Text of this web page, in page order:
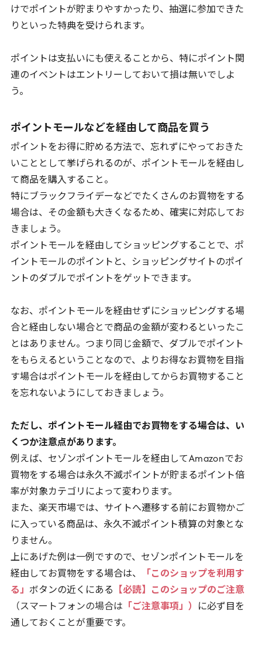
けでポイントが貯まりやすかったり、抽選に参加できた
りといった特典を受けられます。
ポイントは支払いにも使えることから、特にポイント関
連のイベントはエントリーしておいて損は無いでしよ
う。
ポイントモールなどを経由して商品を買う
ポイントをお得に貯める方法で、忘れずにやっておきた
いこととして挙げられるのが、ポイントモールを経由し
て商品を購入すること。
特にブラックフライデーなどでたくさんのお買物をする
場合は、その金額も大きくなるため、確実に対応してお
きましょう。
ポイントモールを経由してショッピングすることで、ポ
イントモールのポイントと、ショッピングサイトのポイ
ントのダブルでポイントをゲットできます。
なお、ポイントモールを経由せずにショッピングする場
合と経由しない場合とで商品の金額が変わるといったこ
とはありません。つまり同じ金額で、ダブルでポイント
をもらえるということなので、よりお得なお買物を目指
す場合はポイントモールを経由してからお買物すること
を忘れないようにしておきましょう。
ただし、ポイントモール経由でお買物をする場合は、い
くつか注意点があります。
例えば、セゾンポイントモールを経由して Amazonでお
買物をする場合は永久不滅ポイントが貯まるポイント倍
率が対象カテゴリによって変わります。
また、楽天市場では、サイトへ遷移する前にお買物かご
に入っている商品は、永久不滅ポイント積算の対象とな
りません。
上にあげた例は一例ですので、セゾンポイントモールを
経由してお買物をする場合は、
「このショップを利用す
る」 ボタンの近くにある
【必読】このショップのご注意
（スマートフォンの場合は 「ご注意事項」）
に必ず目を
通しておくことが重要です。